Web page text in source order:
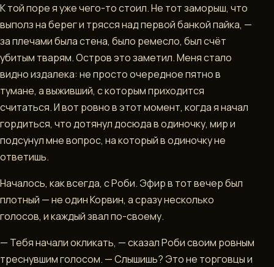
МЕСТНОСТЬ
СЫРЬЕ
▶
ИГРАТЬ
В
TELEGRAM
К той поре я уже чего-то стоил. Не тот заморыш, что
выполз на берег и трясся над первой банкой пайка, —
за плечами была стена, было ремесло, был счёт
убитым тварям. Остров это заметил. Меня стало
видно издалека: не просто очередное пятно в
тумане, а выживший, с которым приходится
считаться. И вот ровно в этот момент, когда я начал
гордиться, что дотянул досюда в одиночку, мир и
подсунул мне вопрос, на который в одиночку не
ответишь.
Началось, как всегда, с Роби. Эфир в тот вечер был
плотный — не один Корвин, а сразу несколько
голосов, и каждый звал по-своему.
— Тебя начали окликать, — сказал Роби своим ровным
треснувшим голосом. — Слышишь? Это не торговцы и